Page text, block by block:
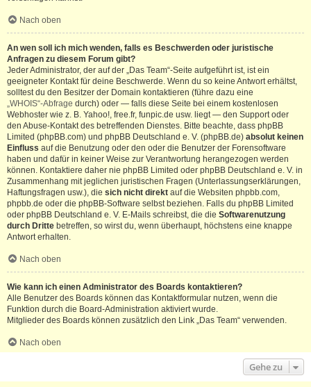
Nach oben
An wen soll ich mich wenden, falls es Beschwerden oder juristische
Anfragen zu diesem Forum gibt?
Jeder Administrator, der auf der „Das Team“-Seite aufgeführt ist, ist ein
geeigneter Kontakt für deine Beschwerde. Wenn du so keine Antwort erhältst,
solltest du den Besitzer der Domain kontaktieren (führe dazu eine
„WHOIS“-Abfrage durch) oder — falls diese Seite bei einem kostenlosen
Webhoster wie z. B. Yahoo!, free.fr, funpic.de usw. liegt — den Support oder
den Abuse-Kontakt des betreffenden Dienstes. Bitte beachte, dass phpBB
Limited (phpBB.com) und phpBB Deutschland e. V. (phpBB.de) absolut keinen
Einfluss auf die Benutzung oder den oder die Benutzer der Forensoftware
haben und dafür in keiner Weise zur Verantwortung herangezogen werden
können. Kontaktiere daher nie phpBB Limited oder phpBB Deutschland e. V. in
Zusammenhang mit jeglichen juristischen Fragen (Unterlassungserklärungen,
Haftungsfragen usw.), die sich nicht direkt auf die Websiten phpbb.com,
phpbb.de oder die phpBB-Software selbst beziehen. Falls du phpBB Limited
oder phpBB Deutschland e. V. E-Mails schreibst, die die Softwarenutzung
durch Dritte betreffen, so wirst du, wenn überhaupt, höchstens eine knappe
Antwort erhalten.
Nach oben
Wie kann ich einen Administrator des Boards kontaktieren?
Alle Benutzer des Boards können das Kontaktformular nutzen, wenn die
Funktion durch die Board-Administration aktiviert wurde.
Mitglieder des Boards können zusätzlich den Link „Das Team“ verwenden.
Nach oben
Gehe zu